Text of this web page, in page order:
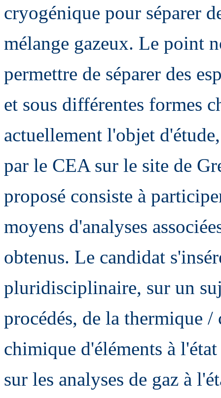
cryogénique pour séparer
mélange gazeux. Le point
permettre de séparer des
et sous différentes formes
actuellement l'objet
par le CEA sur le site de
proposé consiste à
moyens d'analyses
obtenus. Le candidat
pluridisciplinaire, sur un
procédés, de la thermique
chimique d'éléments à
sur les analyses de gaz à